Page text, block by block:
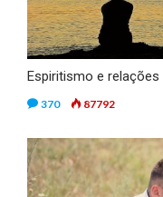
Espiritismo e
370 87792